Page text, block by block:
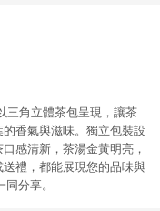
境優質選品不限金
三角立體茶包呈現，讓茶
香氣與滋味。獨立包裝設
感清新，茶湯金黃明亮，
禮，都能展現您的品味與
分享。